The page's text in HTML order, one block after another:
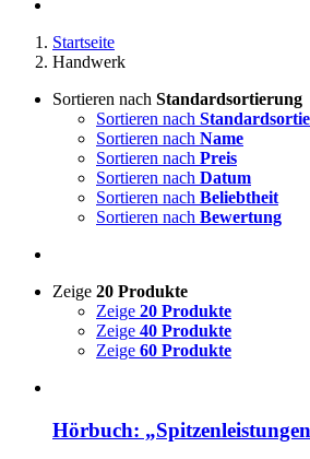
Startseite
Handwerk
Sortieren nach Standardsortierung
Sortieren nach
Sortieren nach Name
Sortieren nach Preis
Sortieren nach Datum
Sortieren nach Beliebtheit
Sortieren nach Bewertung
Zeige 20 Produkte
Zeige 20 Produkte
Zeige 40 Produkte
Zeige 60 Produkte
Hörbuch: